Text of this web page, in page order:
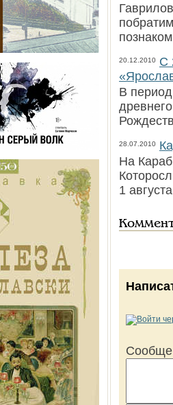
20.12.2010 С
В
28.07.2010
На
1 августа